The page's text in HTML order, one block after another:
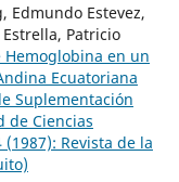
Edmundo Estevez,
Patricio
Hemoglobina en un
Ecuatoriana
Suplementación
de Ciencias
Revista de la